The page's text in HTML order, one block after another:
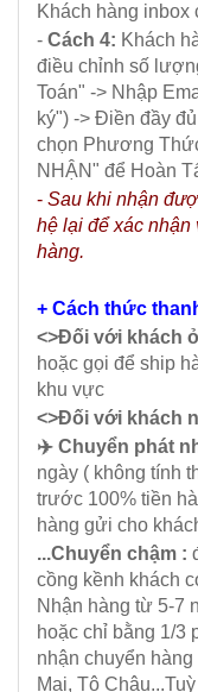
Khách hàng inbox
- Cách 4: Khách
điều chỉnh số
Toán" -> Nhập
ký") -> Điền đầy
chọn Phương
NHẬN" để Hoàn
- Sau khi nhận
hệ lại để xác nhận
hàng.
+ Cách thức
<>Đối với khách
hoặc gọi để ship
khu vực
<>Đối với khách
✈️ Chuyển phát
ngày ( không tính
trước 100% tiền
hàng gửi cho
...Chuyển chậm :
cồng kềnh khách
Nhận hàng từ 5-7
hoặc chỉ bằng 1/3
nhận chuyển
Mai, Tô